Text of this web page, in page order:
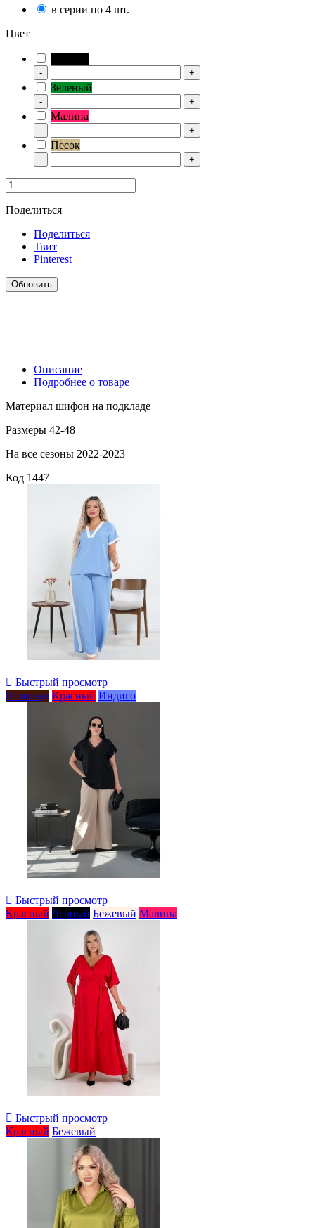
в серии по 4 шт.
Цвет
- +
Зеленый
- +
Малина
- +
Песок
- +
Поделиться
Поделиться
Твит
Pinterest
Описание
Подробнее о товаре
Материал шифон на подкладе
Размеры 42-48
На все сезоны 2022-2023
Код 1447
 Быстрый просмотр
Шоколад Красный Индиго
 Быстрый просмотр
Красный Черный Бежевый Малина
 Быстрый просмотр
Красный Бежевый